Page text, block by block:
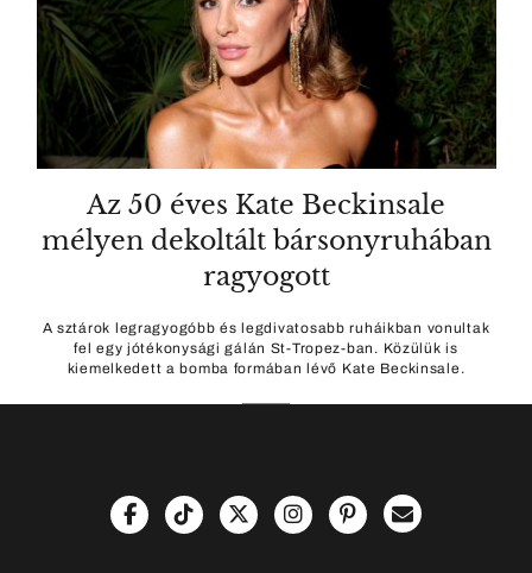
Az 50 éves Kate Beckinsale
mélyen dekoltált bársonyruhában
ragyogott
A sztárok legragyogóbb és legdivatosabb ruháikban vonultak
fel egy jótékonysági gálán St-Tropez-ban. Közülük is
kiemelkedett a bomba formában lévő Kate Beckinsale.